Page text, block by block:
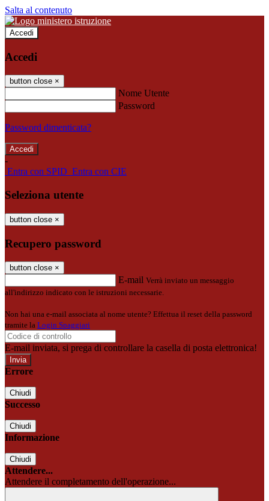
Salta al contenuto
Accedi
Accedi
button close ×
Nome Utente
Password
Password dimenticata?
-
Entra con SPID Entra con CIE
Seleziona utente
button close ×
Recupero password
button close ×
E-mail Verrà inviato un messaggio
all'indirizzo indicato con le istruzioni necessarie.
Non hai una e-mail associata al nome utente? Effettua il reset della password
tramite la Login Spaggiari
E-mail inviata, si prega di controllare la casella di posta elettronica!
Errore
Chiudi
Successo
Chiudi
Informazione
Chiudi
Attendere...
Attendere il completamento dell'operazione...